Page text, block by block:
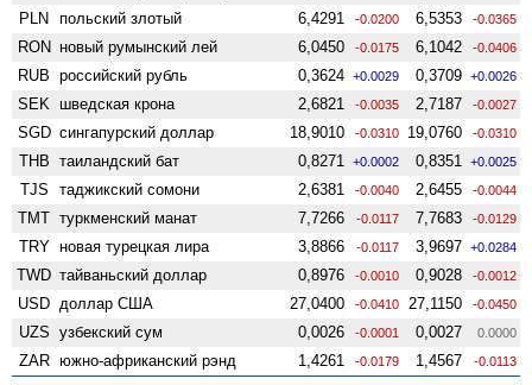
PLN польский злотый 6,4291 -0.0200 6,5353 -0.0365
RON новый румынский лей 6,0450 -0.0175 6,1042 -0.0406
RUB российский рубль 0,3624 +0.0029 0,3709 +0.0026
SEK шведская крона 2,6821 -0.0035 2,7187 -0.0027
SGD сингапурский доллар 18,9010 -0.0310 19,0760 -0.0310
THB таиландский бат 0,8271 +0.0002 0,8351 +0.0025
TJS таджикский сомони 2,6381 -0.0040 2,6455 -0.0044
TMT туркменский манат 7,7266 -0.0117 7,7683 -0.0129
TRY новая турецкая лира 3,8866 -0.0117 3,9697 +0.0284
TWD тайваньский доллар 0,8976 -0.0010 0,9028 -0.0012
USD доллар США 27,0400 -0.0410 27,1150 -0.0450
UZS узбекский сум 0,0026 -0.0001 0,0027 0.0000
ZAR южно-африканский рэнд 1,4261 -0.0179 1,4567 -0.0113